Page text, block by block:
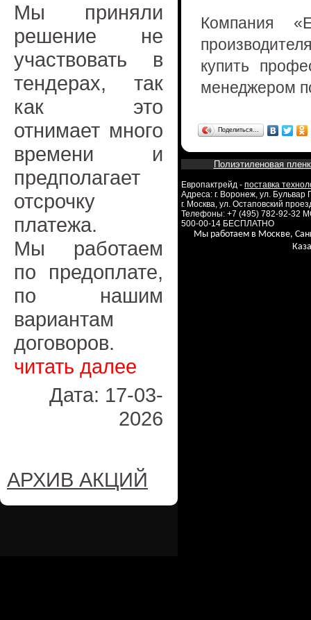
Мы приняли
решение не
участвовать в
тендерах, так
как это
отнимает много
времени и
предполагает
отсрочку
платежа.
Мы работаем
по предоплате,
по нашим
вариантам
договоров.
читать далее
Дата: 17-03-
2026
АРХИВ АКЦИЙ
Компания
купить
менеджером
Поделиться…
Полиэтиленовая
Европактрейд - поставка
Адреса: г. Воронеж, ул.
г. Москва, ул. Остаповский
Телефоны: +7 (495) 782-92-32
500-00-14 БЕСПЛАТНО
Мы работаем в Москве,